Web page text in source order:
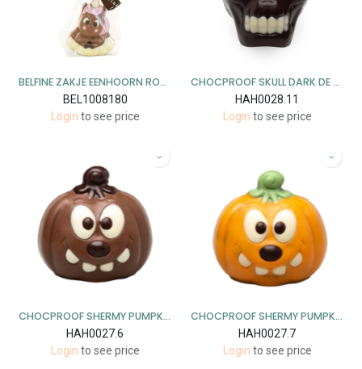
BELFINE ZAKJE EENHOORN ROSY 24 X 25 GR
BEL1008180
Login to see price
CHOCPROOF SKULL DARK DE LUXE 10,5CM - 4ST X 180 GR
HAH0028.11
Login to see price
CHOCPROOF SHERMY PUMPKIN LIGHT MILK DELUXE - 10,5 CM - 5 ST X 130 GR
HAH0027.6
Login to see price
CHOCPROOF SHERMY PUMPKIN LIGHT MILK COLOURED - 10,5 CM - 5 ST X 130 GR
HAH0027.7
Login to see price